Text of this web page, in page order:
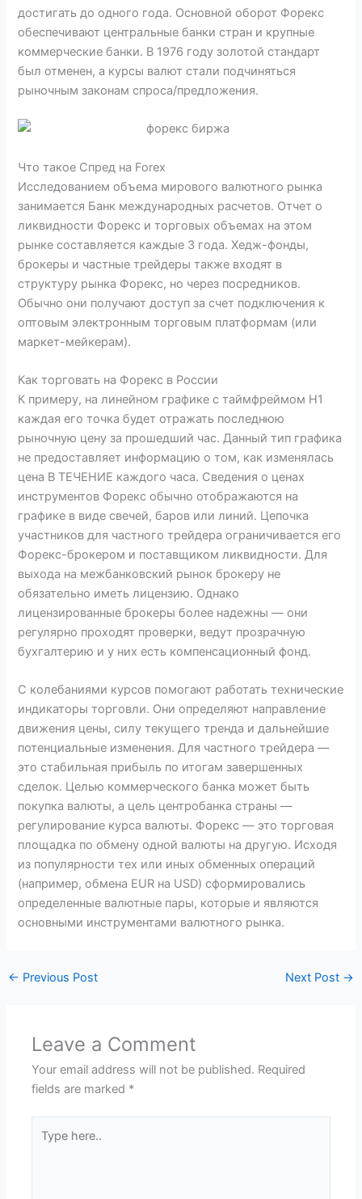
достигать до одного года. Основной оборот Форекс
обеспечивают центральные банки стран и крупные
коммерческие банки. В 1976 году золотой стандарт
был отменен, а курсы валют стали подчиняться
рыночным законам спроса/предложения.
Что такое Спред на Forex
Исследованием объема мирового валютного рынка
занимается Банк международных расчетов. Отчет о
ликвидности Форекс и торговых объемах на этом
рынке составляется каждые 3 года. Хедж-фонды,
брокеры и частные трейдеры также входят в
структуру рынка Форекс, но через посредников.
Обычно они получают доступ за счет подключения к
оптовым электронным торговым платформам (или
маркет-мейкерам).
Как торговать на Форекс в России
К примеру, на линейном графике с таймфреймом Н1
каждая его точка будет отражать последнюю
рыночную цену за прошедший час. Данный тип графика
не предоставляет информацию о том, как изменялась
цена В ТЕЧЕНИЕ каждого часа. Сведения о ценах
инструментов Форекс обычно отображаются на
графике в виде свечей, баров или линий. Цепочка
участников для частного трейдера ограничивается его
Форекс-брокером и поставщиком ликвидности. Для
выхода на межбанковский рынок брокеру не
обязательно иметь лицензию. Однако
лицензированные брокеры более надежны — они
регулярно проходят проверки, ведут прозрачную
бухгалтерию и у них есть компенсационный фонд.
С колебаниями курсов помогают работать технические
индикаторы торговли. Они определяют направление
движения цены, силу текущего тренда и дальнейшие
потенциальные изменения. Для частного трейдера —
это стабильная прибыль по итогам завершенных
сделок. Целью коммерческого банка может быть
покупка валюты, а цель центробанка страны —
регулирование курса валюты. Форекс — это торговая
площадка по обмену одной валюты на другую. Исходя
из популярности тех или иных обменных операций
(например, обмена EUR на USD) сформировались
определенные валютные пары, которые и являются
основными инструментами валютного рынка.
← Previous Post Next Post →
Leave a Comment
Your email address will not be published. Required
fields are marked *
here..